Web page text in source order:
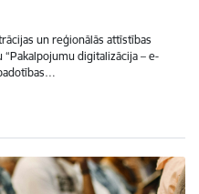
un reģionālās attīstības
digitalizācija – e-